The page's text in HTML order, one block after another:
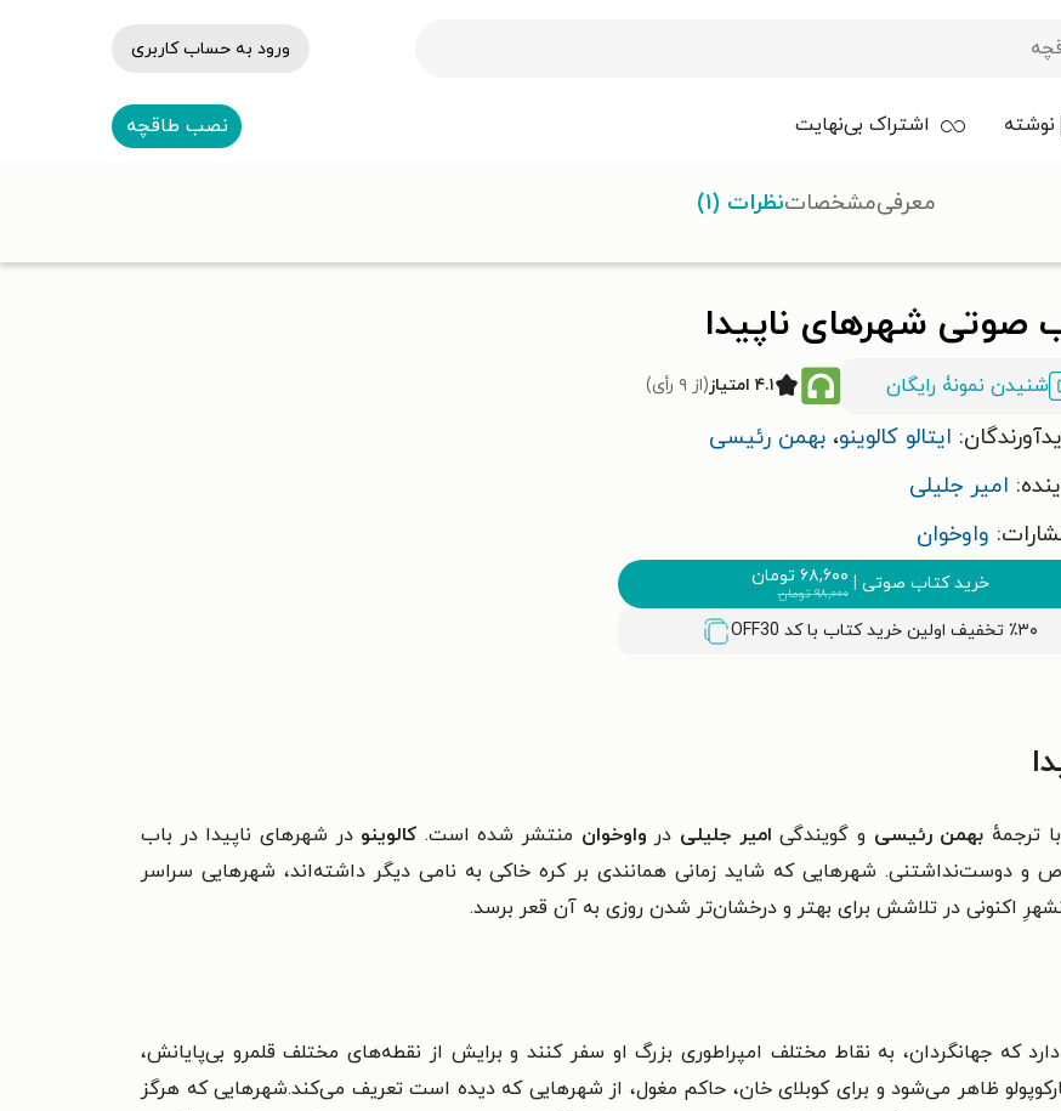
ورود به حساب کاربری
نوشته اشتراک بی‌نهایت نصب طاقچه
صوتی شهرهای ناپیدا
شنیدن نمونۀ رایگان ۴.۱ امتیاز (از ۹ رأی)
ایتالو کالوینو، بهمن رئیسی
امیر جلیلی
واوخوان
خرید کتاب صوتی | ۶۸,۶۰۰ تومان
۹۸,۰۰۰تومان
٪۳۰ تخفیف اولین خرید کتاب با کد OFF30
معرفیمشخصاتنظرات (۱)
با ترجمهٔ بهمن رئیسی و گویندگی امیر جلیلی در واوخوان منتشر شده است. کالوینو در شهرهاى ناپیدا در باب
و دوست‌نداشتنی. شهرهایى که شاید زمانى همانندى بر کره خاکى به نامى دیگر داشته‌اند، شهرهایى سراسر
اکنونى در تلاشش براى بهتر و درخشان‌تر شدن روزى به آن قعر برسد.
که جهانگردان، به نقاط مختلف امپراطوری بزرگ او سفر کنند و برایش از نقطه‌های مختلف قلمرو بی‌پایانش،
ظاهر می‌شود و برای کوبلای خان، حاکم مغول، از شهرهایی که دیده است تعریف می‌کند.شهرهایی که هرگز